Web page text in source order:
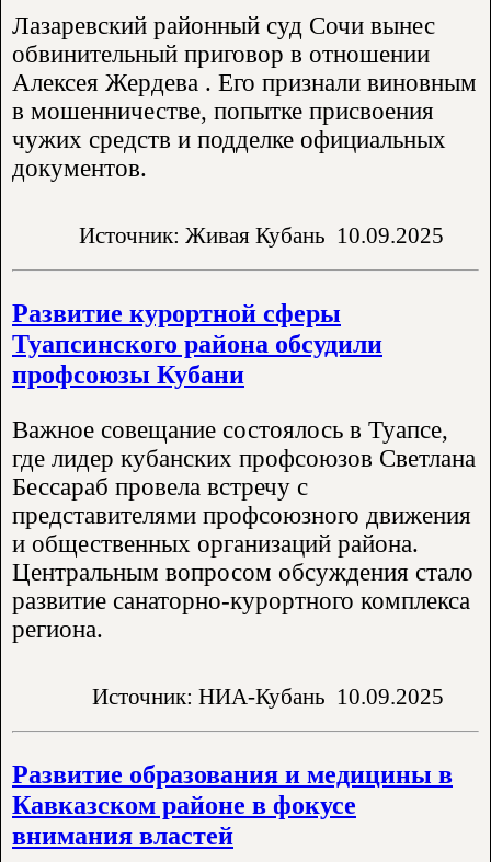
Лазаревский районный суд Сочи вынес
обвинительный приговор в отношении
Алексея Жердева . Его признали виновным
в мошенничестве, попытке присвоения
чужих средств и подделке официальных
документов.
Источник: Живая Кубань 10.09.2025
Развитие курортной сферы
Туапсинского района обсудили
профсоюзы Кубани
Важное совещание состоялось в Туапсе,
где лидер кубанских профсоюзов Светлана
Бессараб провела встречу с
представителями профсоюзного движения
и общественных организаций района.
Центральным вопросом обсуждения стало
развитие санаторно-курортного комплекса
региона.
Источник: НИА-Кубань 10.09.2025
Развитие образования и медицины в
Кавказском районе в фокусе
внимания властей